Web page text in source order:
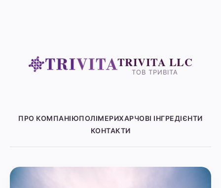
TRIVITA LLC
ТОВ ТРИВІТА
ПРО КОМПАНІЮПОЛІМЕРИХАРЧОВІ ІНГРЕДІЄНТИ
КОНТАКТИ